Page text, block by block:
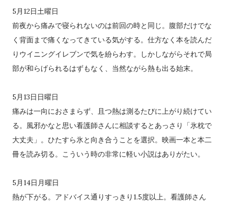
5月12日土曜日
前夜から痛みで寝られないのは前回の時と同じ。腹部だけでな
く背面まで痛くなってきている気がする。仕方なく本を読んだ
りウイニングイレブンで気を紛らわす。しかしながらそれで局
部が和らげられるはずもなく、当然ながら熱も出る始末。
5月13日日曜日
痛みは一向におさまらず、且つ熱は測るたびに上がり続けてい
る。風邪かなと思い看護師さんに相談するとあっさり「氷枕で
大丈夫」。ひたすら氷と向き合うことを選択。映画一本と本二
冊を読み切る。こういう時の非常に軽い小説はありがたい。
5月14日月曜日
熱が下がる。アドバイス通りすっきり1.5度以上。看護師さん